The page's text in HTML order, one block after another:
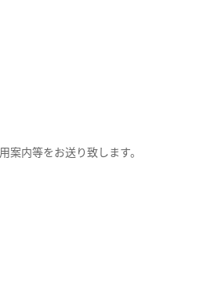
案内等をお送り致します。